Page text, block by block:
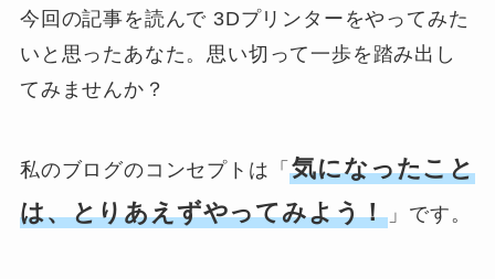
今回の記事を読んで 3Dプリンターをやってみた
いと思ったあなた。思い切って一歩を踏み出し
てみませんか？
私のブログのコンセプトは「気になったこと
は、とりあえずやってみよう！ 」です。